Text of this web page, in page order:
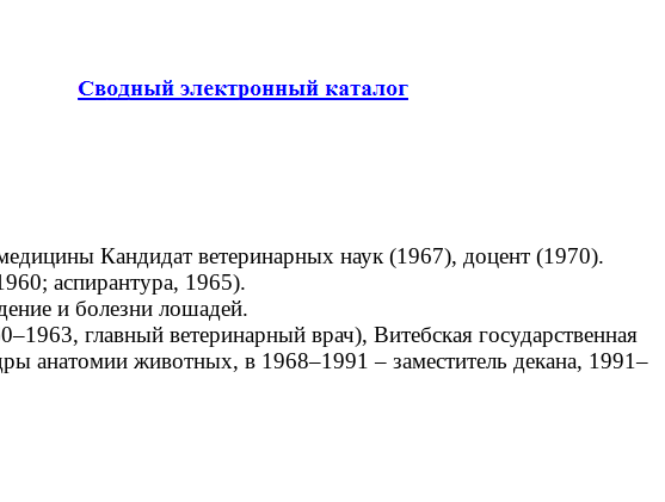
Кандидат ветеринарных наук (1967), доцент (1970).
аспирантура, 1965).
и болезни лошадей.
главный ветеринарный врач), Витебская государственная
анатомии животных, в 1968–1991 – заместитель декана, 1991–